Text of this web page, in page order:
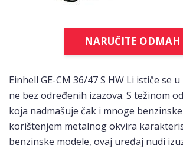
NARUČITE ODMAH
Einhell GE-CM 36/47 S HW Li ističe se
ne bez određenih izazova. S težinom
koja nadmašuje čak i mnoge
korištenjem metalnog okvira
benzinske modele, ovaj uređaj nudi